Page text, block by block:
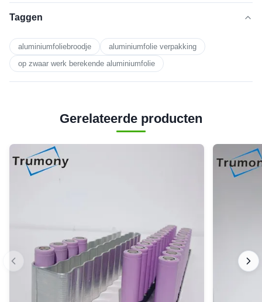
Taggen
aluminiumfoliebroodje
aluminiumfolie verpakking
op zwaar werk berekende aluminiumfolie
Gerelateerde producten